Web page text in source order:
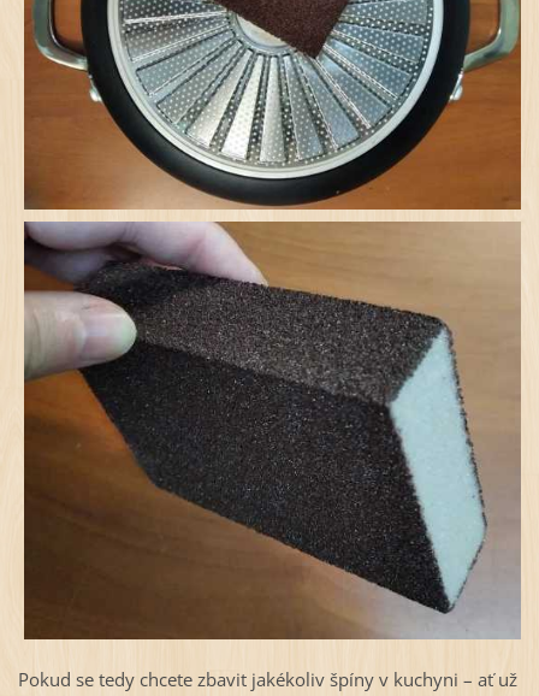
Pokud se tedy chcete zbavit jakékoliv špíny v kuchyni – ať už